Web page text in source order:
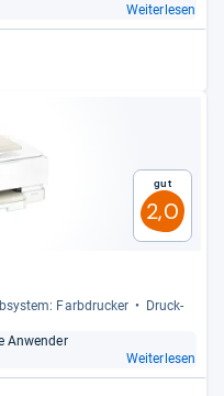
Weiterlesen
Gut
2,0
Farb­dru­cker
Druck­
Anwen­der
Weiterlesen